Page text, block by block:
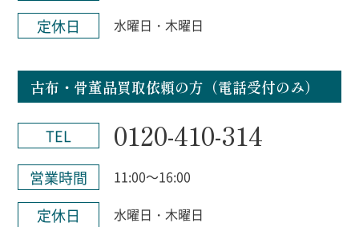
定休日 水曜日・木曜日
古布・骨董品買取依頼の方（電話受付のみ）
TEL 0120-410-314
営業時間 11:00～16:00
定休日 水曜日・木曜日